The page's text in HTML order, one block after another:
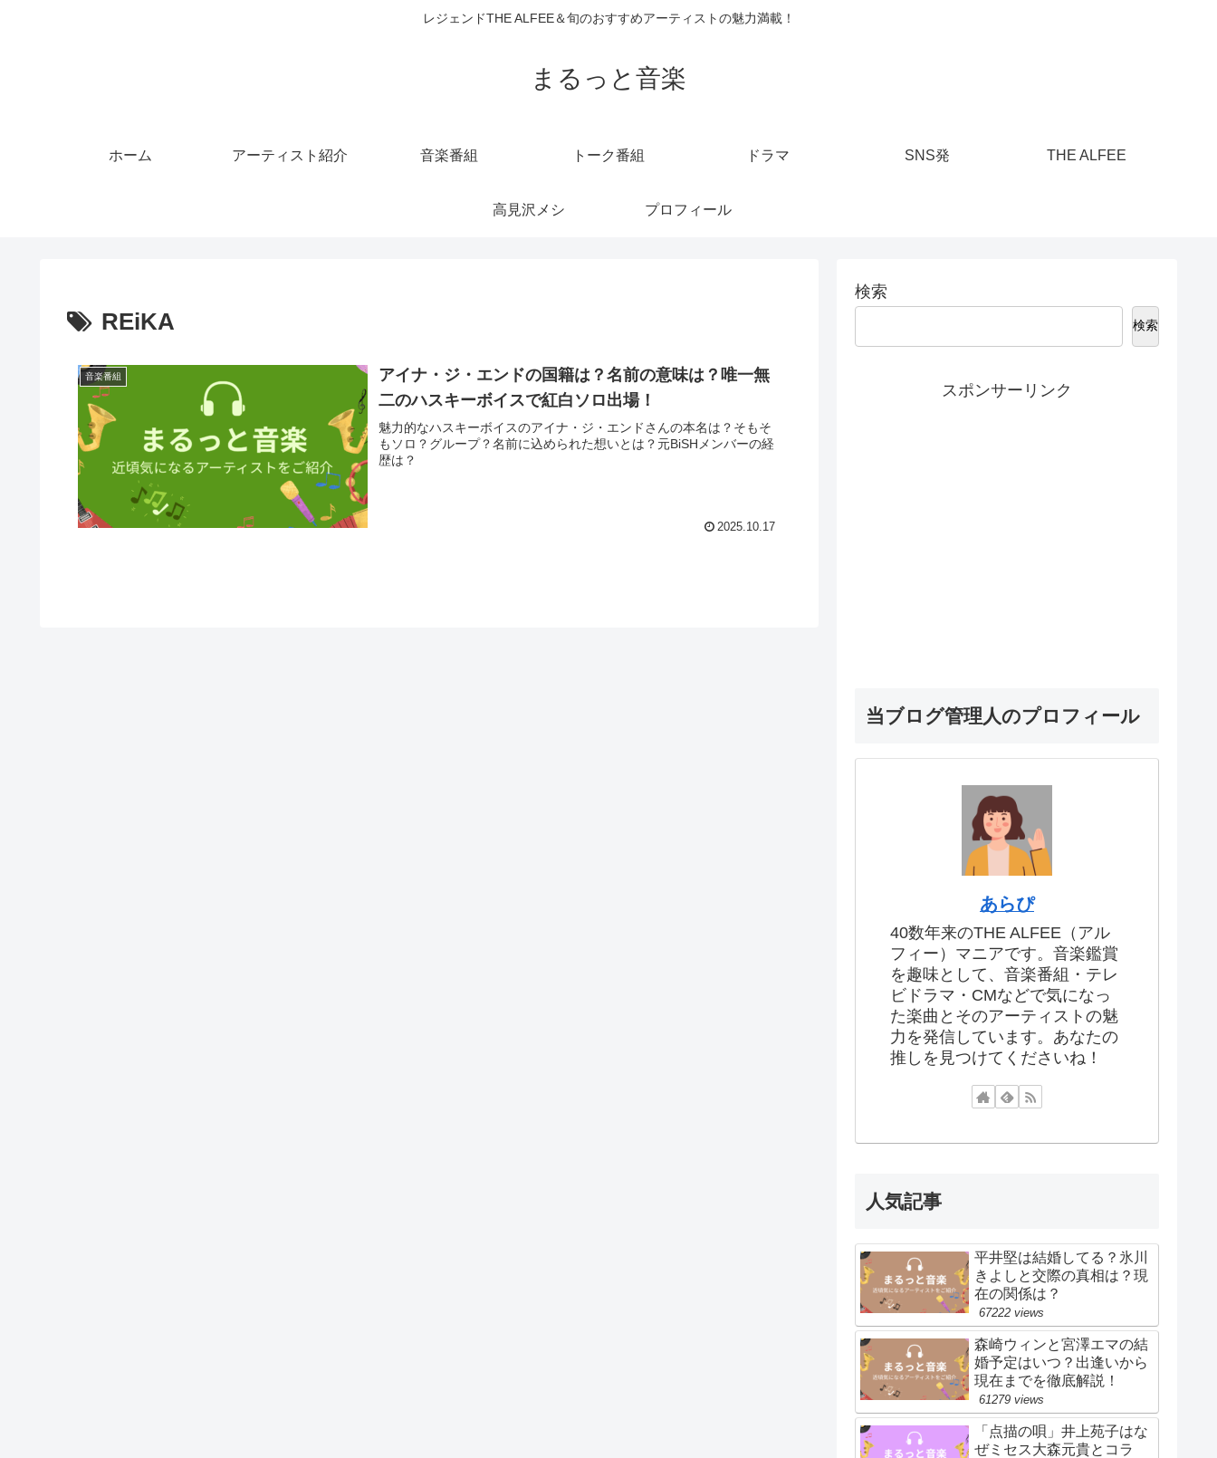
レジェンドTHE ALFEE＆旬のおすすめアーティストの魅力満載！
まるっと音楽
ホーム アーティスト紹介 音楽番組 トーク番組 ドラマ SNS発 THE ALFEE
高見沢メシ プロフィール
REiKA
音楽番組
アイナ・ジ・エンドの国籍は？名前の意味は？唯一無
二のハスキーボイスで紅白ソロ出場！
魅力的なハスキーボイスのアイナ・ジ・エンドさんの本名は？そもそ
もソロ？グループ？名前に込められた想いとは？元BiSHメンバーの経
歴は？
2025.10.17
検索
検索
スポンサーリンク
当ブログ管理人のプロフィール
あらぴ
40数年来のTHE ALFEE（アル
フィー）マニアです。音楽鑑賞
を趣味として、音楽番組・テレ
ビドラマ・CMなどで気になっ
た楽曲とそのアーティストの魅
力を発信しています。あなたの
推しを見つけてくださいね！
人気記事
平井堅は結婚してる？氷川
きよしと交際の真相は？現
在の関係は？
67222 views
森崎ウィンと宮澤エマの結
婚予定はいつ？出逢いから
現在までを徹底解説！
61279 views
「点描の唄」井上苑子はな
ぜミセス大森元貴とコラ